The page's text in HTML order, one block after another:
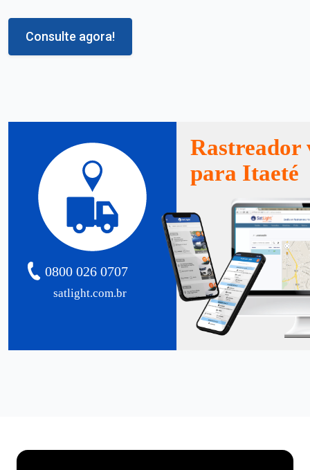
Consulte agora!
satlight.com.br
0800 026 0707
Rastreador
para Itaeté